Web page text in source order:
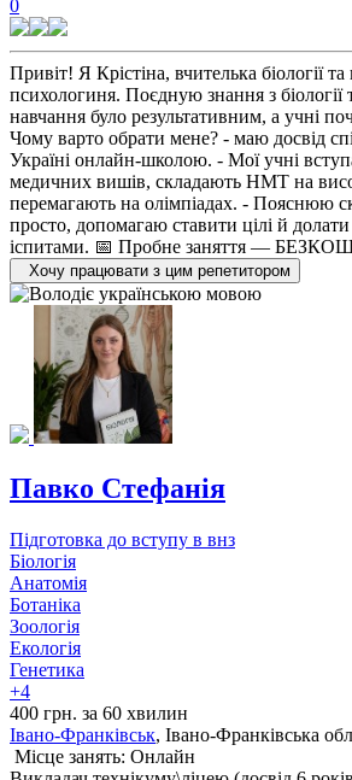
0
Привіт! Я Крістіна, вчителька біології
психологиня. Поєдную знання з біології
навчання було результативним, а учні
Чому варто обрати мене? - маю досвід
Україні онлайн-школою. - Мої учні
медичних вишів, складають НМТ на
перемагають на олімпіадах. - Пояснюю
просто, допомагаю ставити цілі й
іспитами. 📅 Пробне заняття —
Хочу працювати з цим репетитором
Павко Стефанія
Підготовка до вступу в внз
Біологія
Анатомія
Ботаніка
Зоологія
Екологія
Генетика
+4
400 грн. за 60 хвилин
Івано-Франківськ, Івано-Франківська
Місце занять: Онлайн